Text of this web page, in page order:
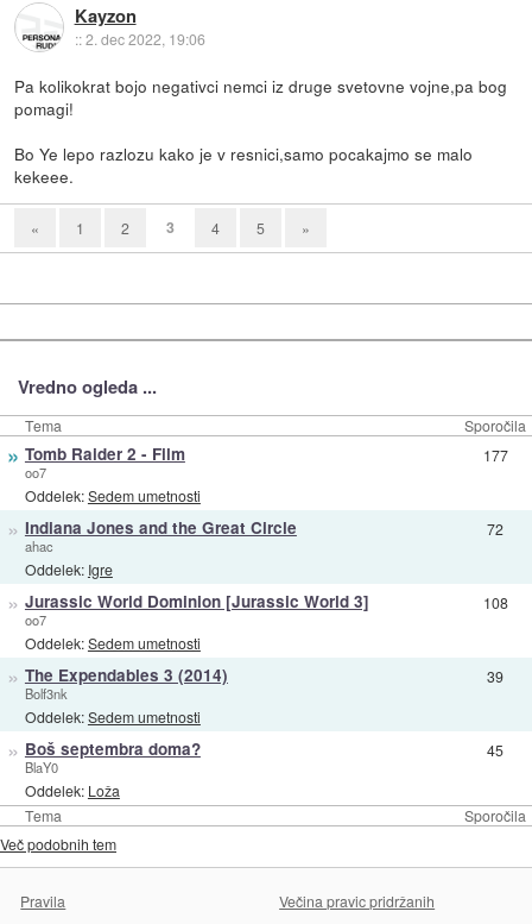
Kayzon
::2. dec 2022, 19:06
Pa kolikokrat bojo negativci nemci iz druge svetovne vojne,pa bog
pomagi!
Bo Ye lepo razlozu kako je v resnici,samo pocakajmo se malo
kekeee.
« 1 2 3 4 5 »
Vredno ogleda ...
Tema Sporočila
Tema Sporočila
» Tomb Raider 2 - Film
oo7
Oddelek:Sedem umetnosti
177
» Indiana Jones and the Great Circle
ahac
Oddelek: Igre
72
» Jurassic World Dominion [Jurassic World 3]
oo7
Oddelek:Sedem umetnosti
108
» The Expendables 3 (2014)
Bolf3nk
Oddelek:Sedem umetnosti
39
» Boš septembra doma?
BlaY0
Oddelek: Loža
45
Več podobnih tem
Pravila Večina pravic pridržanih